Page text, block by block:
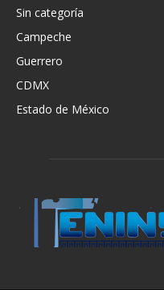
Sin categoría
Campeche
Guerrero
CDMX
Estado de México